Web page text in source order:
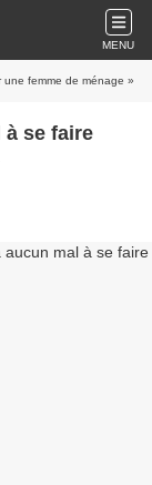
MENU
une femme de ménage »
à se faire